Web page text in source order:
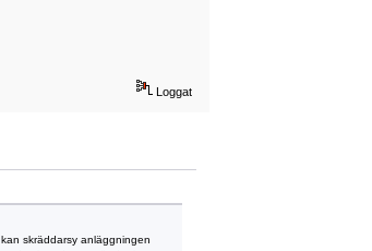
Loggat
skräddarsy anläggningen